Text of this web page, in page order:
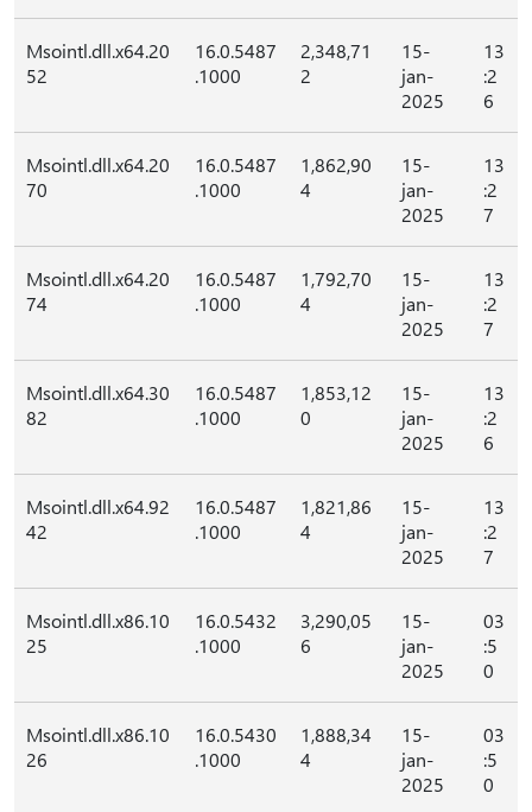
Msointl.dll.x64.20
52
16.0.5487
.1000
2,348,71
2
15-
jan-
2025
13
:2
6
Msointl.dll.x64.20
70
16.0.5487
.1000
1,862,90
4
15-
jan-
2025
13
:2
7
Msointl.dll.x64.20
74
16.0.5487
.1000
1,792,70
4
15-
jan-
2025
13
:2
7
Msointl.dll.x64.30
82
16.0.5487
.1000
1,853,12
0
15-
jan-
2025
13
:2
6
Msointl.dll.x64.92
42
16.0.5487
.1000
1,821,86
4
15-
jan-
2025
13
:2
7
Msointl.dll.x86.10
25
16.0.5432
.1000
3,290,05
6
15-
jan-
2025
03
:5
0
Msointl.dll.x86.10
26
16.0.5430
.1000
1,888,34
4
15-
jan-
2025
03
:5
0